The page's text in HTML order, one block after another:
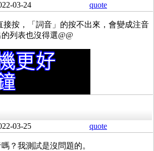
03-24 quote
接按，「詞音」的按不出來，會變成注音
列表也沒得選@@
03-25 quote
？我測試是沒問題的。